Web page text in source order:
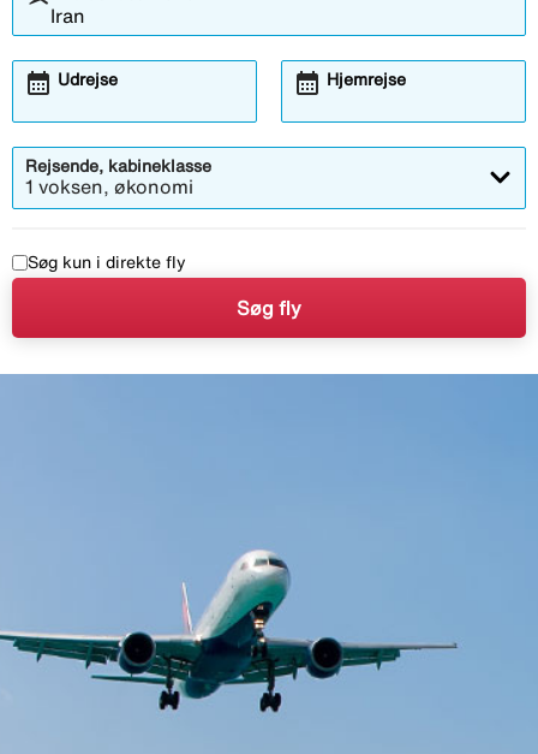
Udrejse
calendar_month Hjemrejse
calendar_month
Rejsende, kabineklasse
1 voksen, økonomi
Søg kun i direkte fly
Søg fly